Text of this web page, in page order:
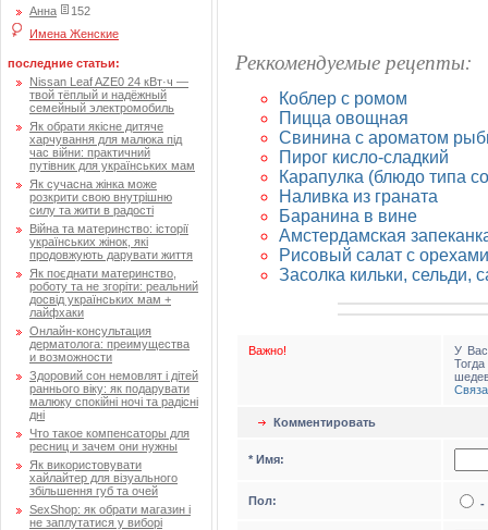
Анна
152
Имена Женские
последние статьи:
Nissan Leaf AZE0 24 кВт·ч —
твой тёплый и надёжный
семейный электромобиль
Як обрати якісне дитяче
харчування для малюка під
час війни: практичний
путівник для українських мам
Як сучасна жінка може
розкрити свою внутрішню
силу та жити в радості
Війна та материнство: історії
українських жінок, які
продовжують дарувати життя
Як поєднати материнство,
роботу та не згоріти: реальний
досвід українських мам +
лайфхаки
Онлайн-консультация
дерматолога: преимущества
и возможности
Здоровий сон немовлят і дітей
раннього віку: як подарувати
малюку спокійні ночі та радісні
дні
Что такое компенсаторы для
ресниц и зачем они нужны
Як використовувати
хайлайтер для візуального
збільшення губ та очей
SexShop: як обрати магазин і
не заплутатися у виборі
Реккомендуемые рецепты:
Коблер с ромом
Пицца овощная
Свинина с ароматом
Пирог кисло-сладкий
Карапулка (блюдо типа
Наливка из граната
Баранина в вине
Амстердамская
Рисовый салат с
Засолка кильки, сельди,
Важно!
У Вас
Комментировать
* Имя:
Пол: -